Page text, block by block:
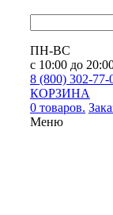
ПН-ВС
с 10:00 до
8 (800) 302-77-
КОРЗИНА
0 товаров.
Меню